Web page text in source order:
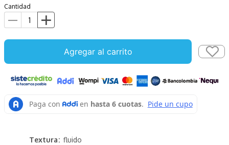
Cantidad
Agregar al carrito
Textura fluido
posay